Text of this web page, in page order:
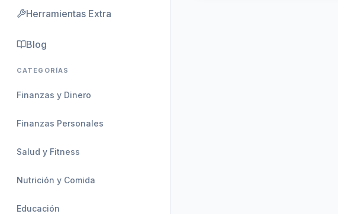
Herramientas Extra
Blog
CATEGORÍAS
Finanzas y Dinero
Finanzas Personales
Salud y Fitness
Nutrición y Comida
Educación